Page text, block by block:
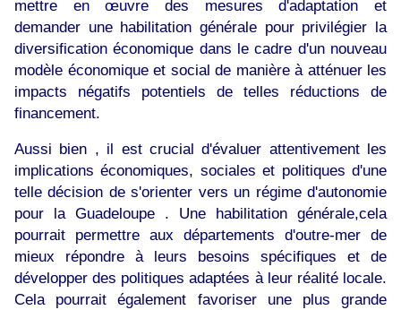
mettre en œuvre des mesures d'adaptation et
demander une habilitation générale pour privilégier la
diversification économique dans le cadre d'un nouveau
modèle économique et social de manière à atténuer les
impacts négatifs potentiels de telles réductions de
financement.
Aussi bien , il est crucial d'évaluer attentivement les
implications économiques, sociales et politiques d'une
telle décision de s'orienter vers un régime d'autonomie
pour la Guadeloupe . Une habilitation générale,cela
pourrait permettre aux départements d'outre-mer de
mieux répondre à leurs besoins spécifiques et de
développer des politiques adaptées à leur réalité locale.
Cela pourrait également favoriser une plus grande